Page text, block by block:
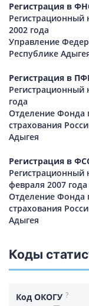
Регистрация в
Регистрационный
2002 года
Управление
Республике
Регистрация в
Регистрационный
года
Отделение Фонда
страхования
Адыгея
Регистрация в
Регистрационный
февраля 2007 года
Отделение Фонда
страхования
Адыгея
Коды
Код ОКОГУ ?